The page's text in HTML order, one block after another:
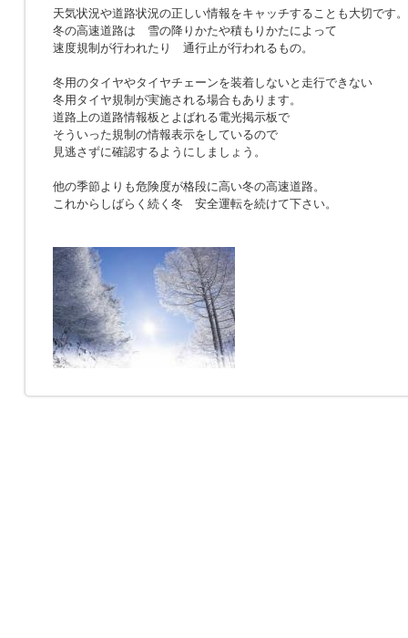
天気状況や道路状況の正しい情報をキャッチすることも大切です。
冬の高速道路は 雪の降りかたや積もりかたによって
速度規制が行われたり 通行止が行われるもの。
冬用のタイヤやタイヤチェーンを装着しないと走行できない
冬用タイヤ規制が実施される場合もあります。
道路上の道路情報板とよばれる電光掲示板で
そういった規制の情報表示をしているので
見逃さずに確認するようにしましょう。
他の季節よりも危険度が格段に高い冬の高速道路。
これからしばらく続く冬 安全運転を続けて下さい。